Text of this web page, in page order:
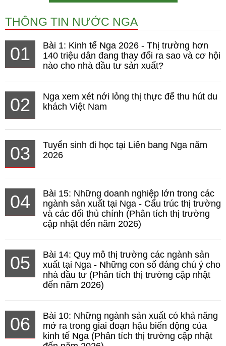
THÔNG TIN NƯỚC NGA
01
Bài 1: Kinh tế Nga 2026 - Thị trường hơn
140 triệu dân đang thay đổi ra sao và cơ hội
nào cho nhà đầu tư sản xuất?
02
Nga xem xét nới lỏng thị thực để thu hút du
khách Việt Nam
03
Tuyển sinh đi học tại Liên bang Nga năm
2026
04
Bài 15: Những doanh nghiệp lớn trong các
ngành sản xuất tại Nga - Cấu trúc thị trường
và các đối thủ chính (Phân tích thị trường
cập nhật đến năm 2026)
05
Bài 14: Quy mô thị trường các ngành sản
xuất tại Nga - Những con số đáng chú ý cho
nhà đầu tư (Phân tích thị trường cập nhật
đến năm 2026)
06
Bài 10: Những ngành sản xuất có khả năng
mở ra trong giai đoạn hậu biến động của
kinh tế Nga (Phân tích thị trường cập nhật